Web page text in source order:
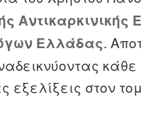
Αντικαρκινικής
Ελλάδας.
κάθε
εξελίξεις στον